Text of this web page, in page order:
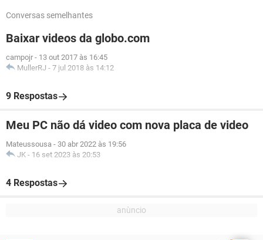
Conversas semelhantes
Baixar videos da globo.com
campojr - 13 out 2017 às 16:45
MullerRJ - 7 jul 2018 às 14:12
9 Respostas
Meu PC não dá video com nova placa de video
Mateussousa - 30 abr 2022 às 19:56
JK - 16 set 2023 às 20:53
4 Respostas